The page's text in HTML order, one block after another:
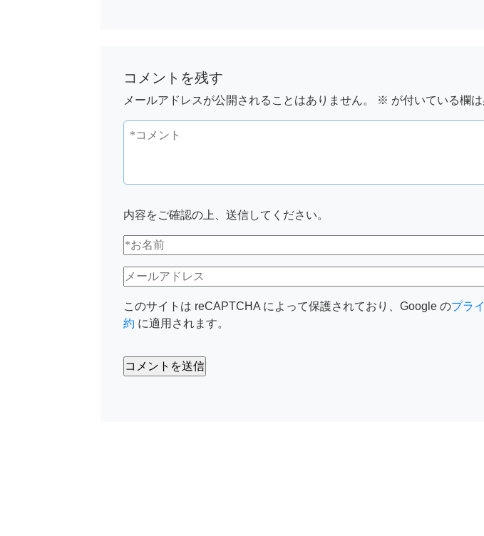
コメントを残す
メールアドレスが公開されることはありません。 ※ が付いている欄
内容をご確認の上、送信してください。
このサイトは reCAPTCHA によって保護されており、Google のプラ
約 に適用されます。